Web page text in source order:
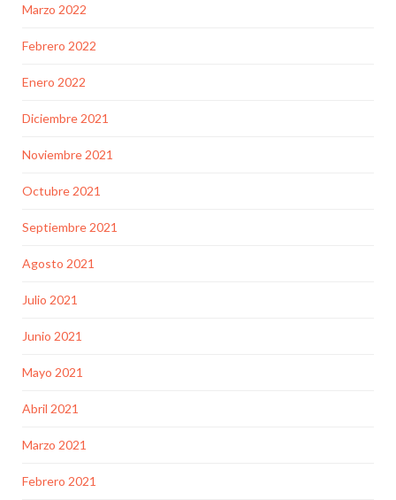
Marzo 2022
Febrero 2022
Enero 2022
Diciembre 2021
Noviembre 2021
Octubre 2021
Septiembre 2021
Agosto 2021
Julio 2021
Junio 2021
Mayo 2021
Abril 2021
Marzo 2021
Febrero 2021